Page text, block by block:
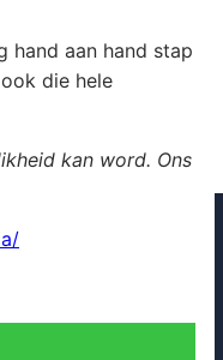
hand aan hand stap
die hele
kan word. Ons